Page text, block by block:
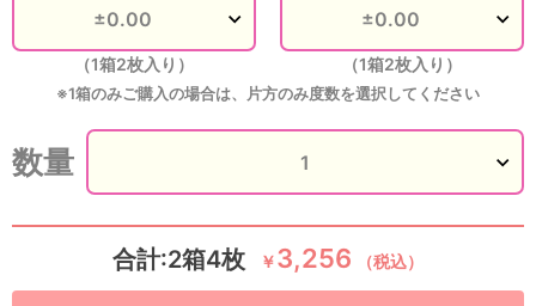
（1箱2枚入り） （1箱2枚入り）
※1箱のみご購入の場合は、片方のみ度数を選択してください
数量
合計:2箱4枚 ￥3,256 （税込）